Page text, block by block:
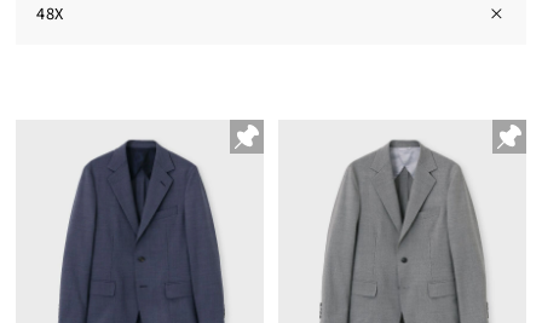
48X ×